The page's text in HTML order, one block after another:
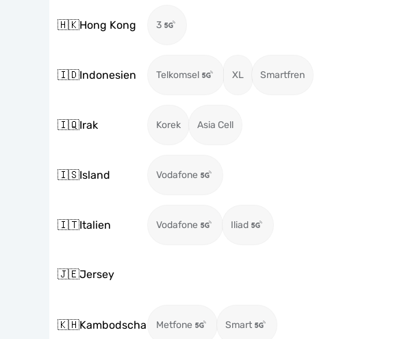
🇭🇰Hong Kong 3
🇮🇩Indonesien Telkomsel XL Smartfren
🇮🇶Irak Korek Asia Cell
🇮🇸Island Vodafone
🇮🇹Italien Vodafone Iliad
🇯🇪Jersey
🇰🇭Kambodscha Metfone Smart